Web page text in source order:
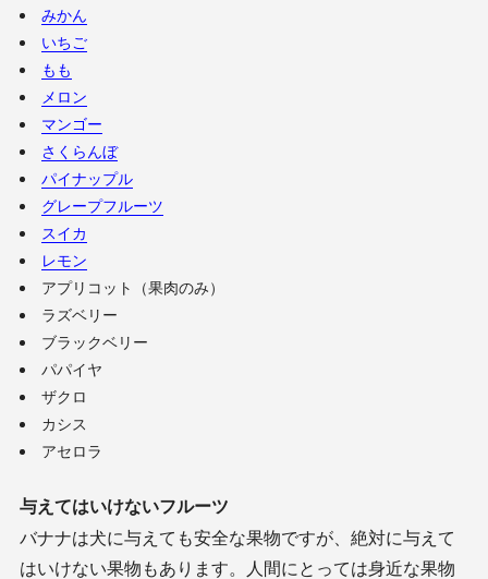
みかん
いちご
もも
メロン
マンゴー
さくらんぼ
パイナップル
グレープフルーツ
スイカ
レモン
アプリコット（果肉のみ）
ラズベリー
ブラックベリー
パパイヤ
ザクロ
カシス
アセロラ
与えてはいけないフルーツ
バナナは犬に与えても安全な果物ですが、絶対に与えて
はいけない果物もあります。人間にとっては身近な果物